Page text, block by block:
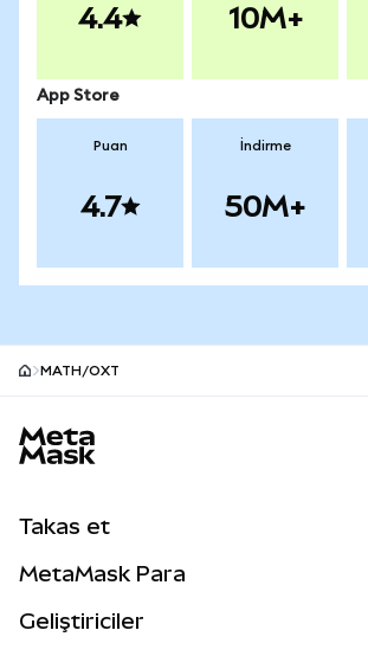
4.4 10M+
App Store
Puan
4.7
İndirme
50M+
MATH/OXT
Takas et
Perps
MetaMask Para
Geliştiriciler